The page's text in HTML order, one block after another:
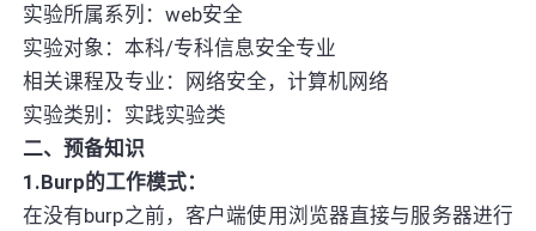
实验所属系列：web安全
实验对象：本科/专科信息安全专业
相关课程及专业：网络安全，计算机网络
实验类别：实践实验类
二、预备知识
1.Burp的工作模式：
在没有burp之前，客户端使用浏览器直接与服务器进行